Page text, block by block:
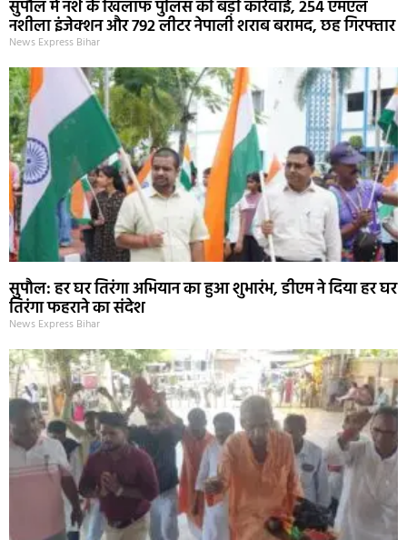
सुपौल में नशे के खिलाफ पुलिस की बड़ी कार्रवाई, 254 एमएल
नशीला इंजेक्शन और 792 लीटर नेपाली शराब बरामद, छह गिरफ्तार
News Express Bihar
सुपौल: हर घर तिरंगा अभियान का हुआ शुभारंभ, डीएम ने दिया हर घर
तिरंगा फहराने का संदेश
News Express Bihar